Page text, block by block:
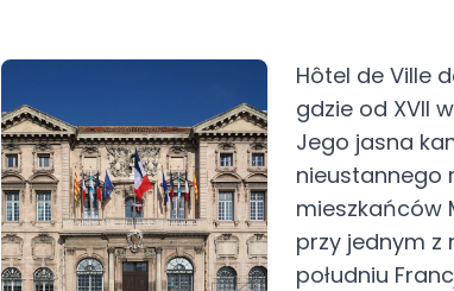
Hôtel de Ville
gdzie od XVII
Jego jasna
nieustannego
mieszkańców
przy jednym z
południu